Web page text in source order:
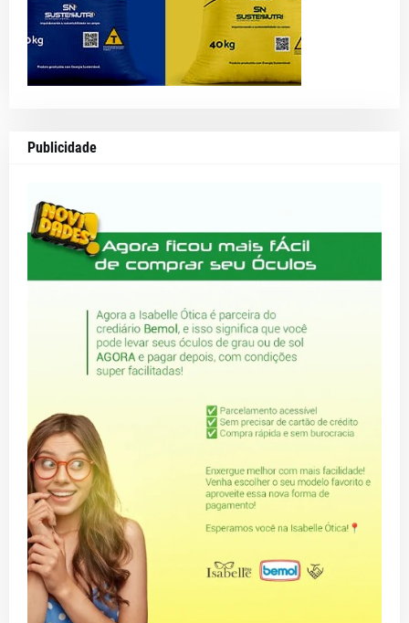
Publicidade